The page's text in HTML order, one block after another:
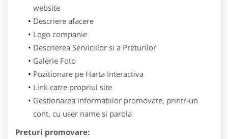
website
Descriere afacere
Logo companie
Descrierea Serviciilor si a Preturilor
Galerie Foto
Pozitionare pe Harta Interactiva
Link catre propriul site
Gestionarea informatiilor promovate, printr-un
cont, cu user name si parola
Preturi promovare: